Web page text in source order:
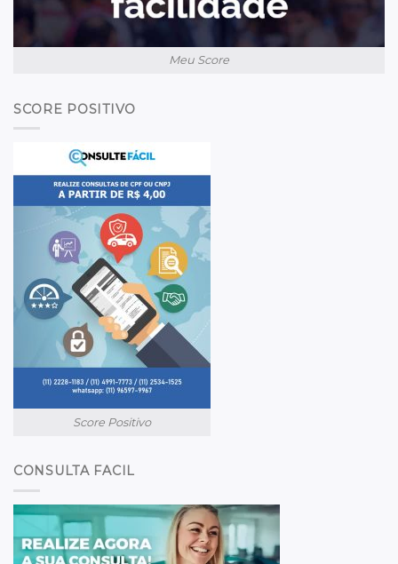
Meu Score
SCORE POSITIVO
Score Positivo
CONSULTA FACIL